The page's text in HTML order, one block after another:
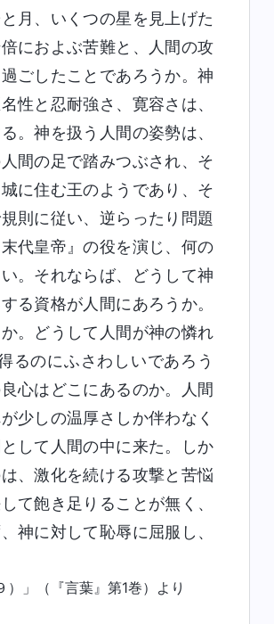
月、いくつの星を見上げた
におよぶ苦難と、人間の攻
ごしたことであろうか。神
性と忍耐強さ、寛容さは、
。神を扱う人間の姿勢は、
間の足で踏みつぶされ、そ
に住む王のようであり、そ
則に従い、逆らったり問題
代皇帝』の役を演じ、何の
。それならば、どうして神
る資格が人間にあろうか。
。どうして人間が神の憐れ
るのにふさわしいであろう
心はどこにあるのか。人間
少しの温厚さしか伴わなく
して人間の中に来た。しか
、激化を続ける攻撃と苦悩
て飽き足りることが無く、
神に対して恥辱に屈服し、
）」（『言葉』第1巻）より